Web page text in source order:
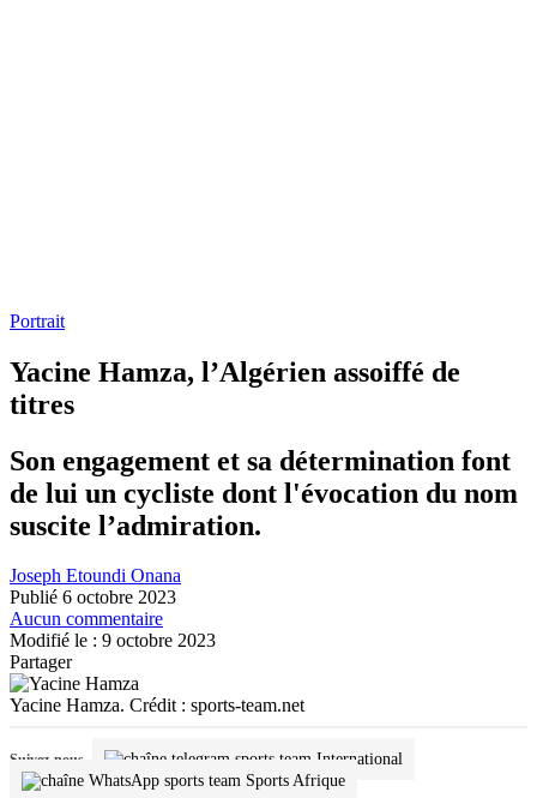
Portrait
Yacine Hamza, l’Algérien assoiffé de
titres
Son engagement et sa détermination font
de lui un cycliste dont l'évocation du nom
suscite l’admiration.
Joseph Etoundi Onana
Publié 6 octobre 2023
Aucun commentaire
Modifié le : 9 octobre 2023
Partager
Yacine Hamza. Crédit : sports-team.net
Suivez-nous
International
Sports Afrique